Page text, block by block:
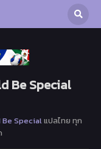
Be Special
Be Specialแปลไทย ทุก